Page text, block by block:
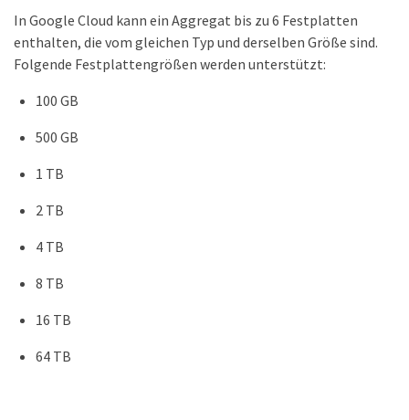
In Google Cloud kann ein Aggregat bis zu 6 Festplatten
enthalten, die vom gleichen Typ und derselben Größe sind.
Folgende Festplattengrößen werden unterstützt:
100 GB
500 GB
1 TB
2 TB
4 TB
8 TB
16 TB
64 TB